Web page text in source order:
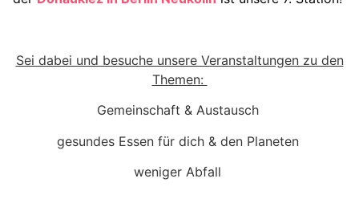
Sei dabei und besuche unsere Veranstaltungen zu den
Themen:
Gemeinschaft & Austausch
gesundes Essen für dich & den Planeten
weniger Abfall